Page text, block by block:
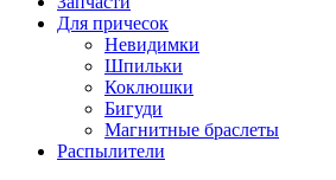
Для причесок
Невидимки
Шпильки
Коклюшки
Бигуди
Магнитные браслеты
Распылители